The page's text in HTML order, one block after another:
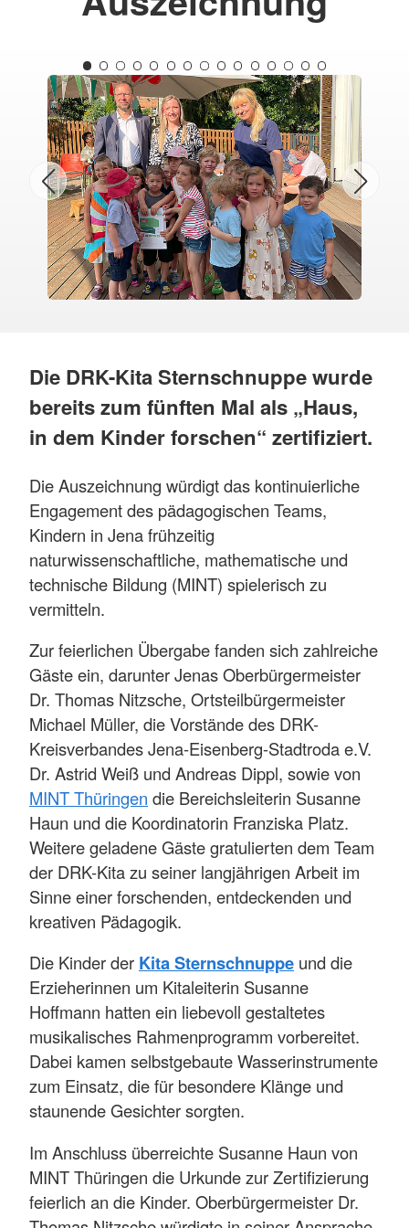
Die DRK-Kita Sternschnuppe wurde
bereits zum fünften Mal als „Haus,
in dem Kinder forschen“ zertifiziert.
Die Auszeichnung würdigt das kontinuierliche
Engagement des pädagogischen Teams,
Kindern in Jena frühzeitig
naturwissenschaftliche, mathematische und
technische Bildung (MINT) spielerisch zu
vermitteln.
Zur feierlichen Übergabe fanden sich zahlreiche
Gäste ein, darunter Jenas Oberbürgermeister
Dr. Thomas Nitzsche, Ortsteilbürgermeister
Michael Müller, die Vorstände des DRK-
Kreisverbandes Jena-Eisenberg-Stadtroda e.V.
Dr. Astrid Weiß und Andreas Dippl, sowie von
MINT Thüringen die Bereichsleiterin Susanne
Haun und die Koordinatorin Franziska Platz.
Weitere geladene Gäste gratulierten dem Team
der DRK-Kita zu seiner langjährigen Arbeit im
Sinne einer forschenden, entdeckenden und
kreativen Pädagogik.
Die Kinder der Kita Sternschnuppe und die
Erzieherinnen um Kitaleiterin Susanne
Hoffmann hatten ein liebevoll gestaltetes
musikalisches Rahmenprogramm vorbereitet.
Dabei kamen selbstgebaute Wasserinstrumente
zum Einsatz, die für besondere Klänge und
staunende Gesichter sorgten.
Im Anschluss überreichte Susanne Haun von
MINT Thüringen die Urkunde zur Zertifizierung
feierlich an die Kinder. Oberbürgermeister Dr.